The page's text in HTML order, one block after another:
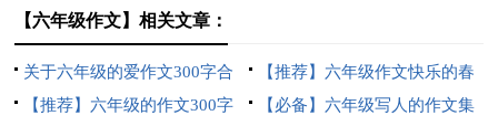
【六年级作文】相关文章：
关于六年级的爱作文300字合
集八篇
【推荐】六年级作文快乐的春
节作文合集6篇
【推荐】六年级的作文300字
【必备】六年级写人的作文集